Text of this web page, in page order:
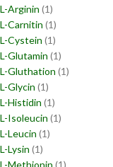
L-Arginin (1)
L-Carnitin (1)
L-Cystein (1)
L-Glutamin (1)
L-Gluthation (1)
L-Glycin (1)
L-Histidin (1)
L-Isoleucin (1)
L-Leucin (1)
L-Lysin (1)
L-Methionin (1)